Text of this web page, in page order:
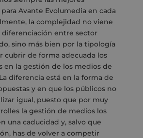
Avante Evolumedia en cada
la complejidad no viene
diferenciación entre sector
sino más bien por la tipología
cubrir de forma adecuada los
en la gestión de los medios de
diferencia está en la forma de
y en que los públicos no
igual, puesto que por muy
la gestión de medios los
una caducidad y, salvo que
has de volver a competir